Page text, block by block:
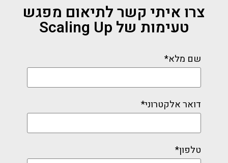
צרו איתי קשר לתיאום מפגש
טעימות של Scaling Up
שם מלא*
דואר אלקטרוני*
טלפון*